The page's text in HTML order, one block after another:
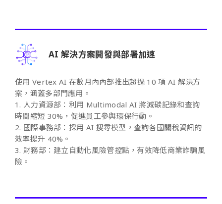
AI 解決方案開發與部署加速
使用 Vertex AI 在數月內內部推出超過 10 項 AI 解決方
案，涵蓋多部門應用。
1. 人力資源部：利用 Multimodal AI 將減碳記錄和查詢
時間縮短 30%，促進員工參與環保行動。
2. 國際事務部：採用 AI 搜尋模型，查詢各國關稅資訊的
效率提升 40%。
3. 財務部：建立自動化風險管控點，有效降低商業詐騙風
險。